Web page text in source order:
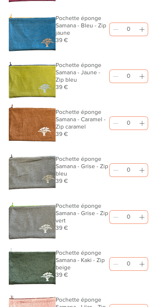
Pochette éponge
Samana - Bleu - Zip
jaune
39 €
Pochette éponge
Samana - Jaune -
Zip bleu
39 €
Pochette éponge
Samana - Caramel -
Zip caramel
39 €
Pochette éponge
Samana - Grise - Zip
bleu
39 €
Pochette éponge
Samana - Grise - Zip
vert
39 €
Pochette éponge
Samana - Kaki - Zip
beige
39 €
Pochette éponge